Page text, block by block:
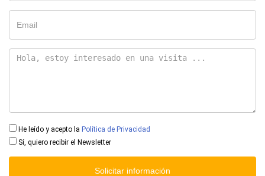
He leído y acepto la Política de Privacidad
Sí, quiero recibir el Newsletter
Solicitar información